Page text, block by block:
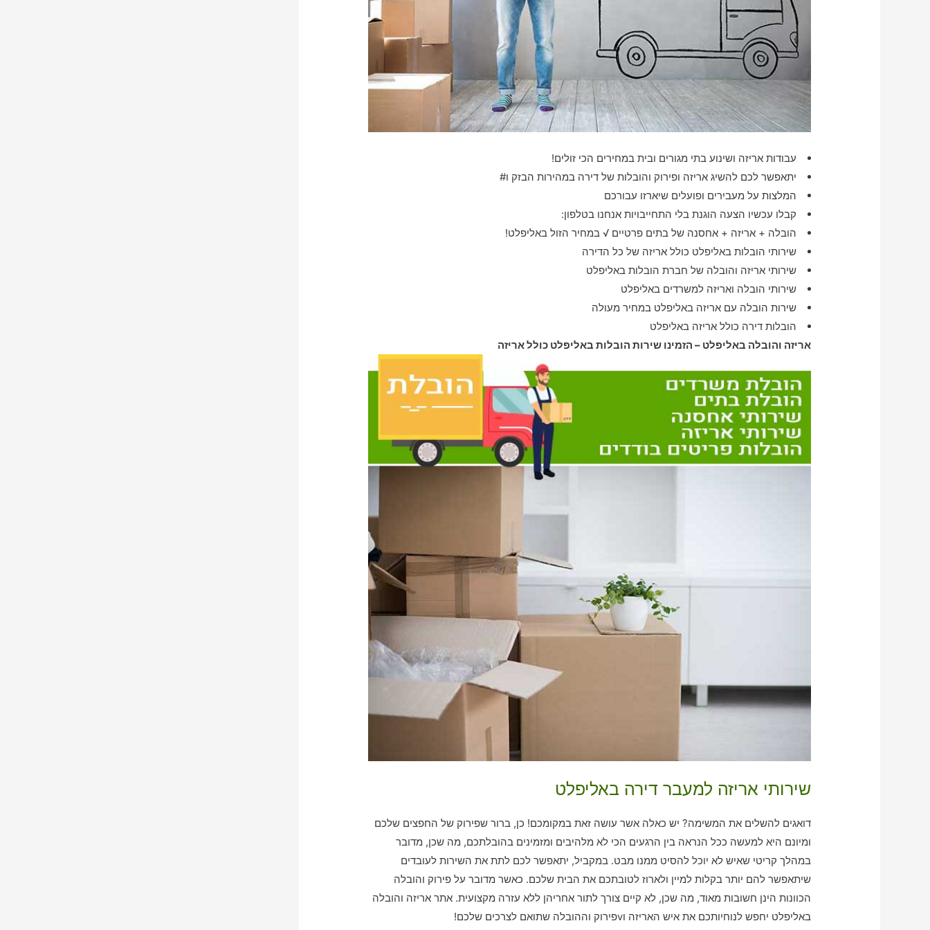
עבודות אריזה ושינוע בתי מגורים ובית במחירים הכי זולים!
יתאפשר לכם להשיג אריזה ופירוק והובלות של דירה במהירות הבזק ו#
המלצות על מעבירים ופועלים שיארזו עבורכם
קבלו עכשיו הצעה הוגנת בלי התחייבויות אנחנו בטלפון:
הובלה + אריזה + אחסנה של בתים פרטיים √ במחיר הזול באליפלט!
שירותי הובלות באליפלט כולל אריזה של כל הדירה
שירותי אריזה והובלה של חברת הובלות באליפלט
שירותי הובלה ואריזה למשרדים באליפלט
שירות הובלה עם אריזה באליפלט במחיר מעולה
הובלות דירה כולל אריזה באליפלט
אריזה והובלה באליפלט – הזמינו שירות הובלות באליפלט כולל אריזה
שירותי אריזה למעבר דירה באליפלט
דואגים להשלים את המשימה? יש כאלה אשר עושה זאת במקומכם! כן, ברור שפירוק של החפצים שלכם
ומיונם היא למעשה ככל הנראה בין הרגעים הכי לא מלהיבים ומזמינים בהובלתכם, מה שכן, מדובר
במהלך קריטי שאיש לא יוכל להסיט ממנו מבט. במקביל, יתאפשר לכם לתת את השירות לעובדים
שיתאפשר להם יותר בקלות למיין ולארוז לטובתכם את הבית שלכם. כאשר מדובר על פירוק והובלה
הכוונות הינן חשובות מאוד, מה שכן, לא קיים צורך לתור אחריהן ללא עזרה מקצועית. אתר אריזה והובלה
באליפלט יחפש לנוחיותכם את איש האריזה וvפירוק וההובלה שתואם לצרכים שלכם!